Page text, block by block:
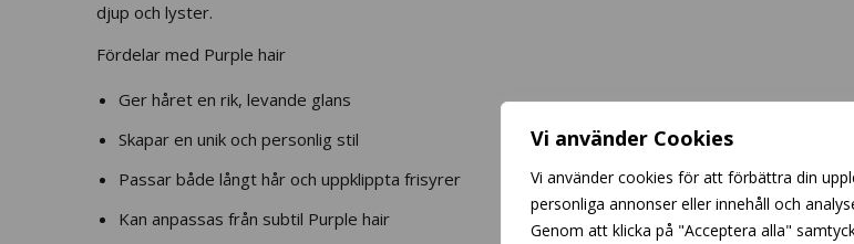
Vi använder Cookies
Vi använder cookies för att förbättra din
personliga annonser eller innehåll och
Genom att klicka på "Acceptera alla"
djup och lyster.
Fördelar med Purple hair
Ger håret en rik, levande glans
Skapar en unik och personlig stil
Passar både långt hår och uppklippta frisyrer
Kan anpassas från subtil Purple hair